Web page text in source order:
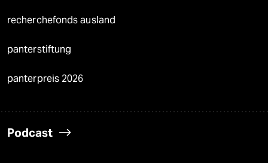
recherchefonds ausland
panterstiftung
panterpreis 2026
Podcast